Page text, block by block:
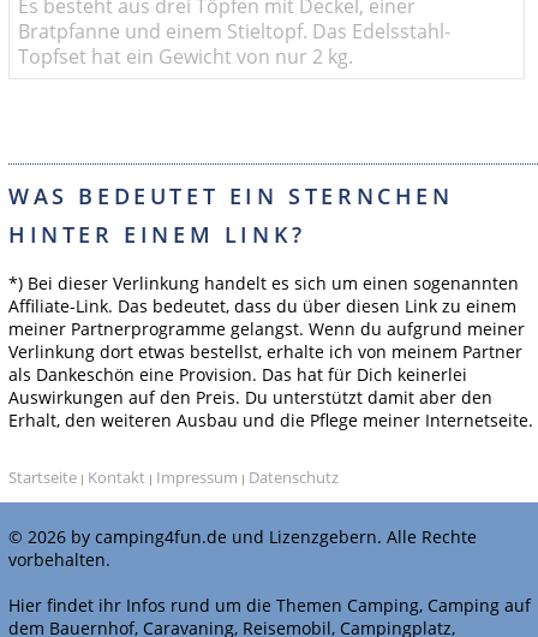
Es besteht aus drei Töpfen mit Deckel, einer
Bratpfanne und einem Stieltopf. Das Edelsstahl-
Topfset hat ein Gewicht von nur 2 kg.
WAS BEDEUTET EIN STERNCHEN
HINTER EINEM LINK?
*) Bei dieser Verlinkung handelt es sich um einen sogenannten
Affiliate-Link. Das bedeutet, dass du über diesen Link zu einem
meiner Partnerprogramme gelangst. Wenn du aufgrund meiner
Verlinkung dort etwas bestellst, erhalte ich von meinem Partner
als Dankeschön eine Provision. Das hat für Dich keinerlei
Auswirkungen auf den Preis. Du unterstützt damit aber den
Erhalt, den weiteren Ausbau und die Pflege meiner Internetseite.
Startseite | Kontakt | Impressum | Datenschutz
© 2026 by camping4fun.de und Lizenzgebern. Alle Rechte
vorbehalten.
Hier findet ihr Infos rund um die Themen Camping, Camping auf
dem Bauernhof, Caravaning, Reisemobil, Campingplatz,